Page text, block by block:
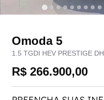
Omoda 5
1.5 TGDI HEV PRESTIGE
R$ 266.900,00